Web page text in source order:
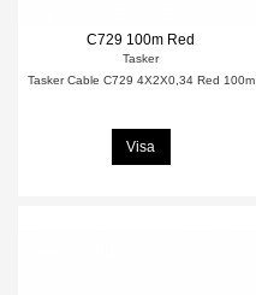
C729 100m Red
Tasker
Tasker Cable C729 4X2X0,34 Red 100m
Visa